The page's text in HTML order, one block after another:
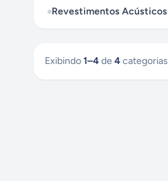
Revestimentos Acústicos
Exibindo1–4de 4categorias